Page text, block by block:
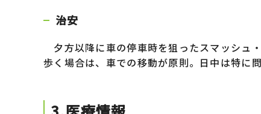
治安
夕方以降に車の停車時を狙ったスマッシュ
歩く場合は、車での移動が原則。日中は特に問